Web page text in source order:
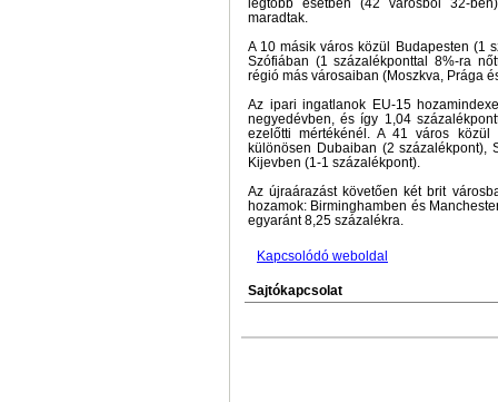
legtöbb esetben (42 városból 32-
maradtak.
A 10 másik város közül Budapesten (1
Szófiában (1 százalékponttal 8%-ra
régió más városaiban (Moszkva, Prága
Az ipari ingatlanok EU-15
negyedévben, és így 1,04
ezelőtti mértékénél. A 41 város közül
különösen Dubaiban (2 százalékpont),
Kijevben (1-1 százalékpont).
Az újraárazást követően két brit
hozamok: Birminghamben és
egyaránt 8,25 százalékra.
Kapcsolódó weboldal
Sajtókapcsolat